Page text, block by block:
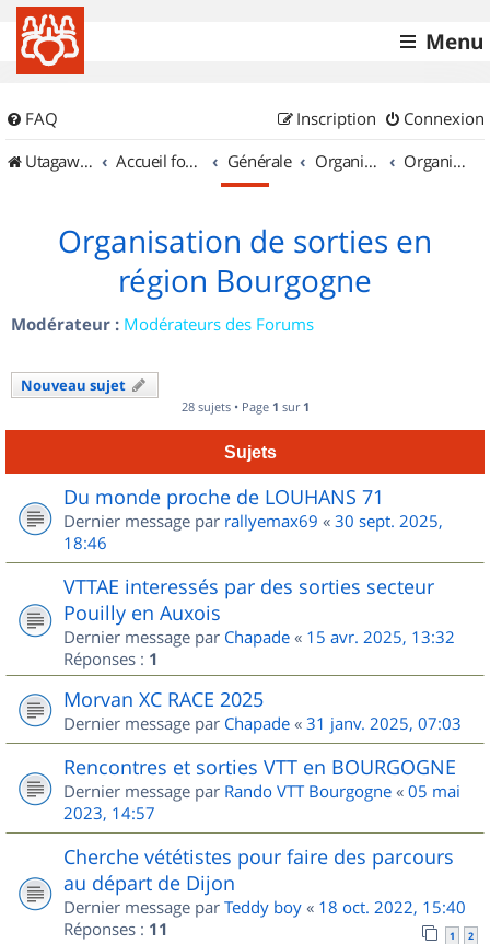
Menu
FAQ Connexion
Inscription
UtagawaVTT (Randos VTT et VTTAE avec traces GPS)
Accueil forum Générale Organisation de sorties & Recherche de partenaires Organisation de sorties en région Bourgogne
Organisation de sorties en
région Bourgogne
Modérateur : Modérateurs des Forums
Nouveau sujet
28 sujets • Page 1 sur 1
Sujets
Du monde proche de LOUHANS 71
Dernier message par rallyemax69 « 30 sept. 2025,
18:46
VTTAE interessés par des sorties secteur
Pouilly en Auxois
Dernier message par Chapade « 15 avr. 2025, 13:32
Réponses : 1
Morvan XC RACE 2025
Dernier message par Chapade « 31 janv. 2025, 07:03
Rencontres et sorties VTT en BOURGOGNE
Dernier message par Rando VTT Bourgogne « 05 mai
2023, 14:57
Cherche vététistes pour faire des parcours
au départ de Dijon
Dernier message par Teddy boy « 18 oct. 2022, 15:40
Réponses : 11 1 2